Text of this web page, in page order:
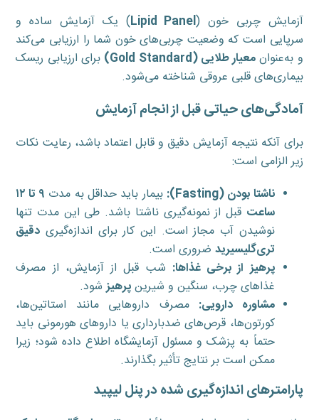
آزمایش چربی خون (Lipid Panel) یک آزمایش ساده و
سرپایی است که وضعیت چربی‌های خون شما را ارزیابی می‌کند
و به‌عنوانمعیار طلایی (Gold Standard
) برای ارزیابی ریسک
بیماری‌های قلبی عروقی شناخته می‌شود.
آمادگی‌های حیاتی قبل از انجام آزمایش
برای آنکه نتیجه آزمایش دقیق و قابل اعتماد باشد، رعایت نکات
زیر الزامی است:
ناشتا بودن (Fasting
): بیمار باید حداقل به مدت ۹ تا۱۲
ساعت قبل از نمونه‌گیری ناشتا باشد. طی این مدت تنها
نوشیدن آب مجاز است. این کار برای اندازه‌گیری دقیق
تری‌گلیسیرید ضروری است.
پرهیز از برخی غذاها: شب قبل از آزمایش، از مصرف
غذاهای چرب، سنگین و شیرینپرهیزشود.
مشاوره دارویی: مصرف داروهایی مانند استاتین‌ها،
کورتون‌ها، قرص‌های ضدبارداری یا داروهای هورمونی باید
حتماً به پزشک و مسئول آزمایشگاه اطلاع داده شود؛ زیرا
ممکن است بر نتایج تأثیر بگذارند.
پارامترهای اندازه‌گیری شده در پنل لیپید